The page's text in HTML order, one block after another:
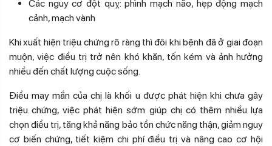
Các nguy cơ đột quỵ: phình mạch não, hẹp động mạch
cảnh, mạch vành
Khi xuất hiện triệu chứng rõ ràng thì đôi khi bệnh đã ở giai đoạn
muộn, việc điều trị trở nên khó khăn, tốn kém và ảnh hưởng
nhiều đến chất lượng cuộc sống.
Điều may mắn của chị là khối u được phát hiện khi chưa gây
triệu chứng, việc phát hiện sớm giúp chị có thêm nhiều lựa
chọn điều trị, tăng khả năng bảo tồn chức năng thận, giảm nguy
cơ biến chứng, tiết kiệm chi phí điều trị và nâng cao cơ hội